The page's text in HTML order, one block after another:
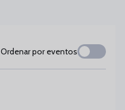
Ordenar por eventos